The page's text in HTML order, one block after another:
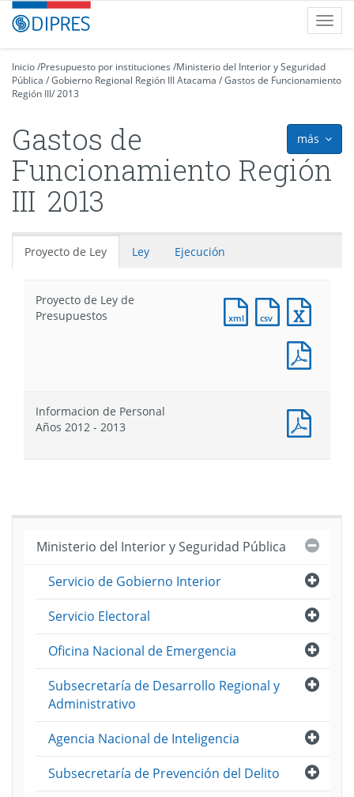
Contenido
principalDIPRES
-
de
Presupuestos
Inicio/Presupuesto por instituciones /Ministerio del Interior y Seguridad
Pública /Gobierno Regional Región III Atacama /Gastos de Funcionamiento
Región III/2013
más
Gastos de
Funcionamiento Región
III 2013
Proyecto de Ley Ley Ejecución
Proyecto de Ley de
Presupuestos
Documento
XML
Proyecto
Presupuestos
Documento
CSV
:
Proyecto
de
Informacion de Personal
Años 2012 - 2013
Años
-
Ministerio del Interior y Seguridad Pública
Abrir
Servicio de Gobierno Interior
Abrir
Servicio Electoral
Abrir
Oficina Nacional de Emergencia
Abrir
Subsecretaría de Desarrollo Regional y
Administrativo
Abrir
Agencia Nacional de Inteligencia
Abrir
Subsecretaría de Prevención del Delito